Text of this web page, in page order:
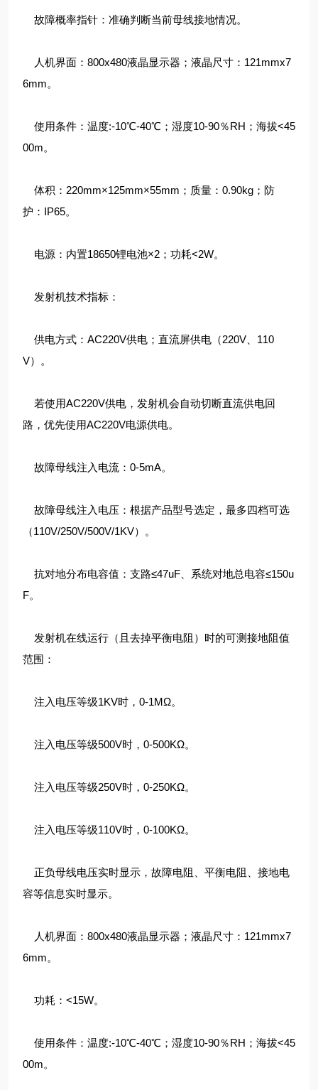
故障概率指针：准确判断当前母线接地情况。
人机界面：800x480液晶显示器；液晶尺寸：121mmx7
6mm。
使用条件：温度:-10℃-40℃；湿度10-90％RH；海拔<45
00m。
体积：220mm×125mm×55mm；质量：0.90kg；防
护：IP65。
电源：内置18650锂电池×2；功耗<2W。
发射机技术指标：
供电方式：AC220V供电；直流屏供电（220V、110
V）。
若使用AC220V供电，发射机会自动切断直流供电回
路，优先使用AC220V电源供电。
故障母线注入电流：0-5mA。
故障母线注入电压：根据产品型号选定，最多四档可选
（110V/250V/500V/1KV）。
抗对地分布电容值：支路≤47uF、系统对地总电容≤150u
F。
发射机在线运行（且去掉平衡电阻）时的可测接地阻值
范围：
注入电压等级1KV时，0-1MΩ。
注入电压等级500V时，0-500KΩ。
注入电压等级250V时，0-250KΩ。
注入电压等级110V时，0-100KΩ。
正负母线电压实时显示，故障电阻、平衡电阻、接地电
容等信息实时显示。
人机界面：800x480液晶显示器；液晶尺寸：121mmx7
6mm。
功耗：<15W。
使用条件：温度:-10℃-40℃；湿度10-90％RH；海拔<45
00m。